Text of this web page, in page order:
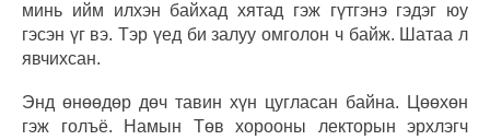
минь ийм илхэн байхад хятад гэж гүтгэнэ гэдэг юу
гэсэн үг вэ. Тэр үед би залуу омголон ч байж. Шатаа л
явчихсан.
Энд өнөөдөр дөч тавин хүн цугласан байна. Цөөхөн
гэж голъё. Намын Төв хорооны лекторын эрхлэгч